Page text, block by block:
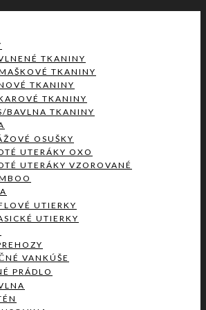
TKANINY
TKANINY
TKANINY
TKANINY
BAVLNA TKANINY
OSUŠKY
UTERÁKY OXO
UTERÁKY VZOROVANÉ
UTIERKY
UTIERKY
VANKÚŠE
PRÁDLO